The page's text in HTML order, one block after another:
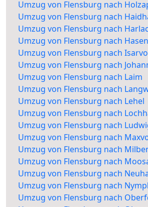
Umzug von Flensburg nach
Umzug von Flensburg nach
Umzug von Flensburg nach
Umzug von Flensburg nach
Umzug von Flensburg nach
Umzug von Flensburg nach
Umzug von Flensburg nach Laim
Umzug von Flensburg nach
Umzug von Flensburg nach Lehel
Umzug von Flensburg nach
Umzug von Flensburg nach
Umzug von Flensburg nach
Umzug von Flensburg nach
Umzug von Flensburg nach
Umzug von Flensburg nach
Umzug von Flensburg nach
Umzug von Flensburg nach